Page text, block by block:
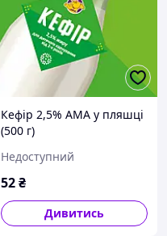
Кефір 2,5% АМА у пляшці
(500 г)
Недоступний
52₴
Дивитись